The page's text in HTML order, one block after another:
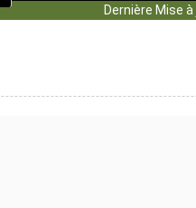
Dernière Mise